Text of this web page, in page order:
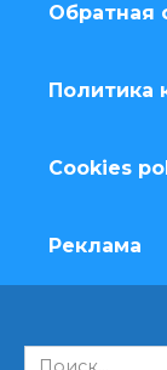
Обратная
Политика
Cookies
Реклама
Search